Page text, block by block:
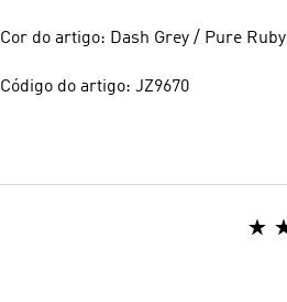
Cor do artigo: Dash Grey / Pure Ruby
Código do artigo: JZ9670